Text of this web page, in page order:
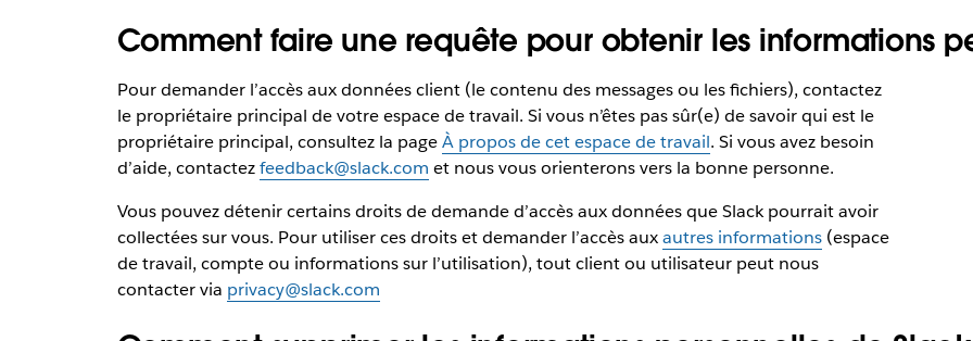
Comment faire une requête pour obtenir les informations
Pour demander l’accès aux données client (le contenu des messages ou les fichiers), contactez
le propriétaire principal de votre espace de travail. Si vous n’êtes pas sûr(e) de savoir qui est le
propriétaire principal, consultez la pageÀ propos de cet espace de travail. Si vous avez besoin
d’aide, contactezfeedback@slack.com et nous vous orienterons vers la bonne personne.
Vous pouvez détenir certains droits de demande d’accès aux données que Slack pourrait avoir
collectées sur vous. Pour utiliser ces droits et demander l’accès auxautres informations(espace
de travail, compte ou informations sur l’utilisation), tout client ou utilisateur peut nous
contacter via privacy@slack.com